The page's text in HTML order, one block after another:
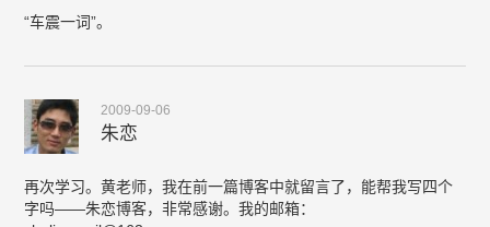
“车震一词”。
2009-09-06
朱恋
再次学习。黄老师，我在前一篇博客中就留言了，能帮我写四个
字吗——朱恋博客，非常感谢。我的邮箱：